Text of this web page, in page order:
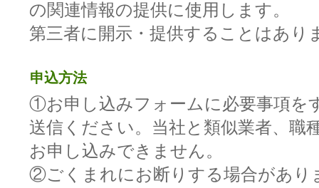
の関連情報の提供に使用します。
第三者に開示・提供することはあり
申込方法
①お申し込みフォームに必要事項を
送信ください。当社と類似業者、職
お申し込みできません。
②ごくまれにお断りする場合があり